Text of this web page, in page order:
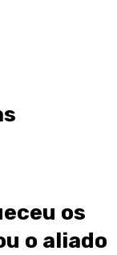
os
o aliado